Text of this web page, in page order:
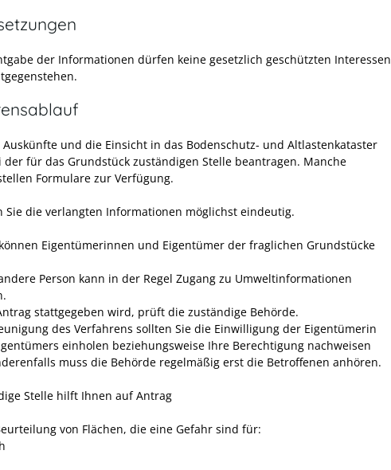
der Informationen dürfen keine gesetzlich geschützten Interessen
Auskünfte und die Einsicht in das Bodenschutz- und Altlastenkataster
der für das Grundstück zuständigen Stelle beantragen. Manche
Formulare zur Verfügung.
Sie die verlangten Informationen möglichst eindeutig.
Eigentümerinnen und Eigentümer der fraglichen Grundstücke
Person kann in der Regel Zugang zu Umweltinformationen
stattgegeben wird, prüft die zuständige Behörde.
des Verfahrens sollten Sie die Einwilligung der Eigentümerin
einholen beziehungsweise Ihre Berechtigung nachweisen
muss die Behörde regelmäßig erst die Betroffenen anhören.
Stelle hilft Ihnen auf Antrag
von Flächen, die eine Gefahr sind für: